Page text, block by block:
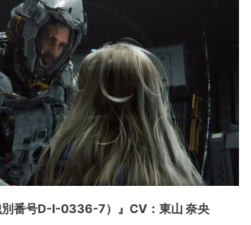
番号D-I-0336-7）』CV：東山 奈央